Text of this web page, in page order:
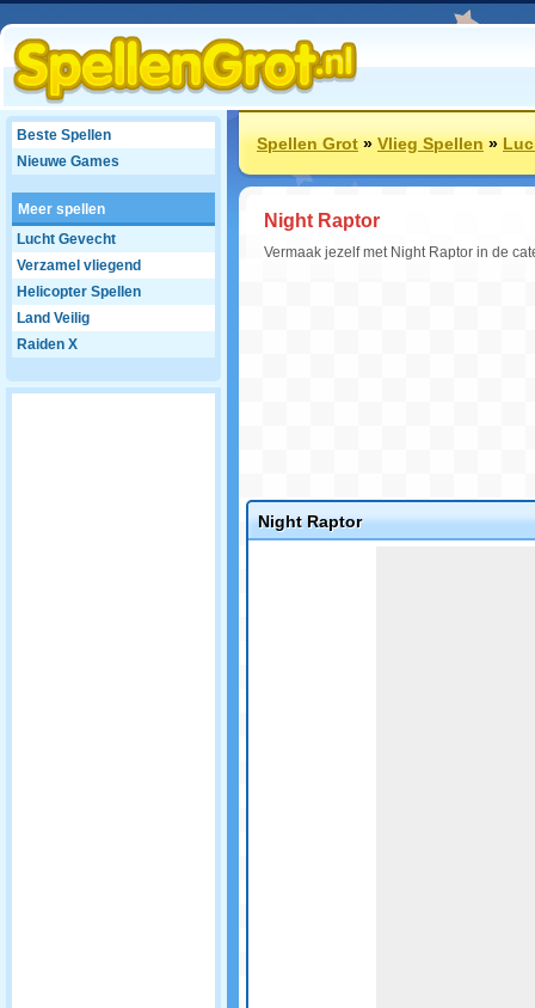
Beste Spellen
Nieuwe Games
Meer spellen
Lucht Gevecht
Verzamel vliegend
Helicopter Spellen
Land Veilig
Raiden X
Spellen Grot»Vlieg Spellen»
Night Raptor
Vermaak jezelf met Night Raptor in de
Night Raptor